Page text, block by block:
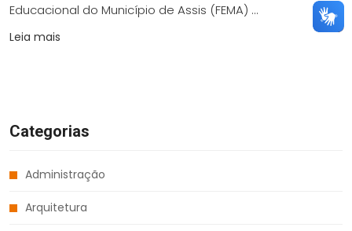
Educacional do Município de Assis (FEMA) ...
Leia mais
Categorias
Administração
Arquitetura